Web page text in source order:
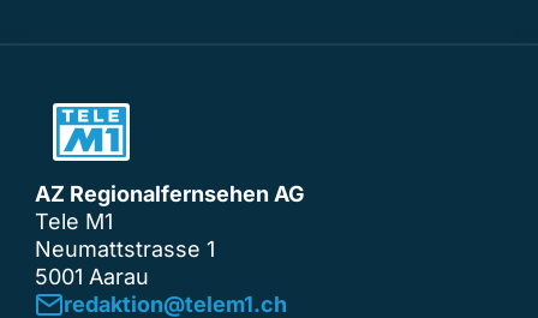
AZ Regionalfernsehen AG
Tele M1
Neumattstrasse 1
5001 Aarau
redaktion@telem1.ch